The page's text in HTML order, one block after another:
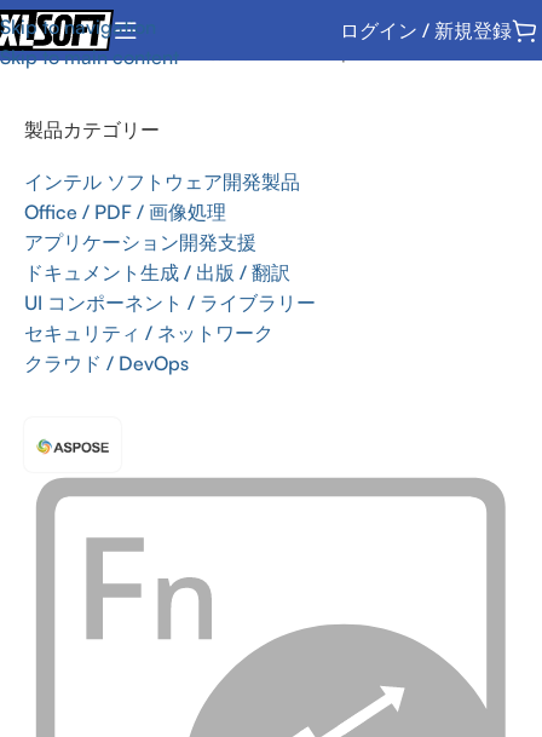
Skip to navigation
Skip to main content
ログイン / 新規登録
ホーム/Office / PDF / 画像処理
製品カテゴリー
インテル ソフトウェア開発製品
Office / PDF / 画像処理
アプリケーション開発支援
ドキュメント生成 / 出版 / 翻訳
UI コンポーネント / ライブラリー
セキュリティ / ネットワーク
クラウド / DevOps